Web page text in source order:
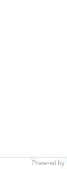
Powered by